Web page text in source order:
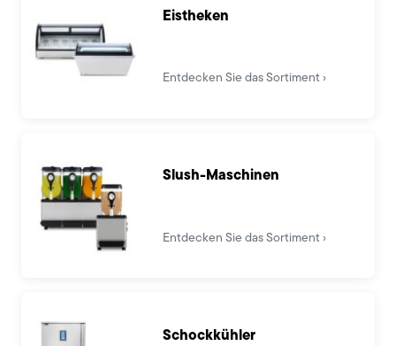
Eistheken
Entdecken Sie das Sortiment
Slush-Maschinen
Entdecken Sie das Sortiment
Schockkühler